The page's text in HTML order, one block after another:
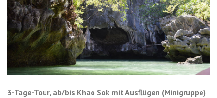
3-Tage-Tour, ab/bis Khao Sok mit Ausflügen (Minigruppe)